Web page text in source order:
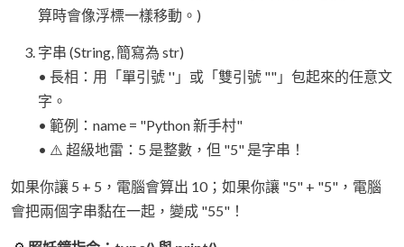
算時會像浮標一樣移動。)
字串 (String, 簡寫為 str)
• 長相：用「單引號 ''」或「雙引號 ""」包起來的任意文
字。
• 範例：name = "Python 新手村"
• ⚠️ 超級地雷：5 是整數，但 "5" 是字串！
如果你讓 5 + 5，電腦會算出 10；如果你讓 "5" + "5"，電腦
會把兩個字串黏在一起，變成 "55"！